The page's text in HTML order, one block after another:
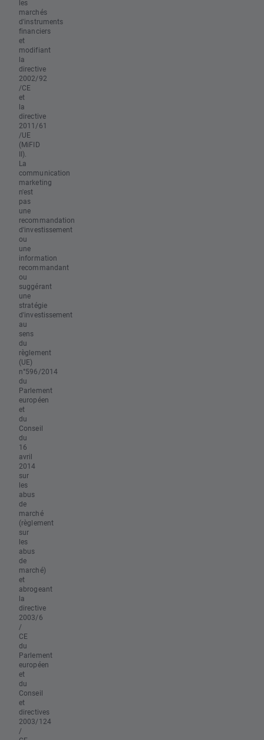
les
marchés
d'instruments
financiers
et
modifiant
la
directive
2002/92
/CE
et
la
directive
2011/61
/UE
(MiFID
II).
La
communication
marketing
n'est
pas
une
recommandation
d'investissement
ou
une
information
recommandant
ou
suggérant
une
stratégie
d'investissement
au
sens
du
règlement
(UE)
n°596/2014
du
Parlement
européen
et
du
Conseil
du
16
avril
2014
sur
les
abus
de
marché
(règlement
sur
les
abus
de
marché)
et
abrogeant
la
directive
2003/6
/
CE
du
Parlement
européen
et
du
Conseil
et
directives
2003/124
/